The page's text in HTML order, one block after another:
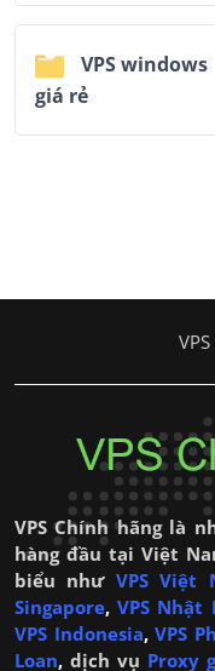
VPS windows
giá rẻ
VPS Chính hãng là
hàng đầu tại Việt
biểu như VPS Việt
Singapore, VPS Nhật
VPS Indonesia,VPS
Loan, dịch vụ Proxy